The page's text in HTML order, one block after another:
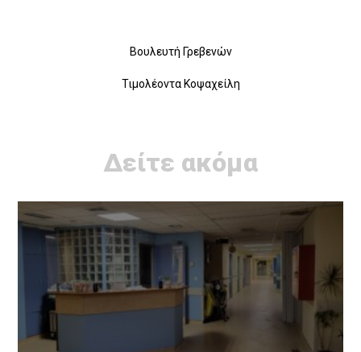
Βουλευτή Γρεβενών
Τιμολέοντα Κοψαχείλη
Δείτε ακόμα